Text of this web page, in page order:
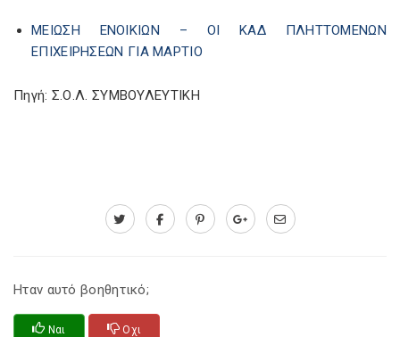
ΜΕΙΩΣΗ ΕΝΟΙΚΙΩΝ – ΟΙ ΚΑΔ ΠΛΗΤΤΟΜΕΝΩΝ
ΕΠΙΧΕΙΡΗΣΕΩΝ ΓΙΑ ΜΑΡΤΙΟ
Πηγή: Σ.Ο.Λ. ΣΥΜΒΟΥΛΕΥΤΙΚΗ
Ηταν αυτό βοηθητικό;
Ναι Οχι